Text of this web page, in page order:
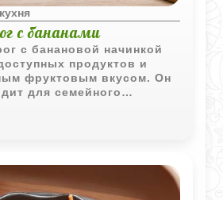
с бананами
с банановой начинкой
продуктов и
фруктовым вкусом. Он
для семейного
сложной